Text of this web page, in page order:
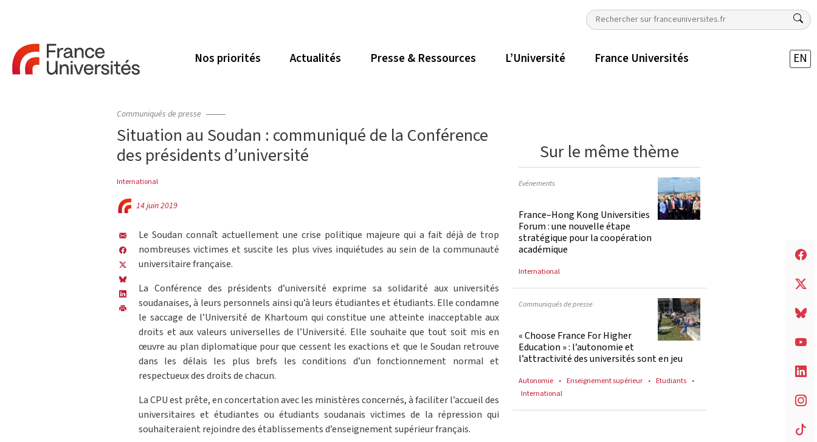
Nos priorités Actualités Presse & Ressources L’Université France Universités EN
Communiqués de presse
Situation au Soudan : communiqué de la Conférence
des présidents d’université
International
14 juin 2019
Le Soudan connaît actuellement une crise politique majeure qui a fait déjà de trop
nombreuses victimes et suscite les plus vives inquiétudes au sein de la communauté
universitaire française.
La Conférence des présidents d’université exprime sa solidarité aux universités
soudanaises, à leurs personnels ainsi qu’à leurs étudiantes et étudiants. Elle condamne
le saccage de l’Université de Khartoum qui constitue une atteinte inacceptable aux
droits et aux valeurs universelles de l’Université. Elle souhaite que tout soit mis en
œuvre au plan diplomatique pour que cessent les exactions et que le Soudan retrouve
dans les délais les plus brefs les conditions d’un fonctionnement normal et
respectueux des droits de chacun.
La CPU est prête, en concertation avec les ministères concernés, à faciliter l’accueil des
universitaires et étudiantes ou étudiants soudanais victimes de la répression qui
souhaiteraient rejoindre des établissements d’enseignement supérieur français.
Sur le même thème
Evénements
France–Hong Kong Universities
Forum : une nouvelle étape
stratégique pour la coopération
académique
International
Communiqués de presse
« Choose France For Higher
Education » : l’autonomie et
l’attractivité des universités sont en jeu
Autonomie Enseignement supérieur
Etudiants
International